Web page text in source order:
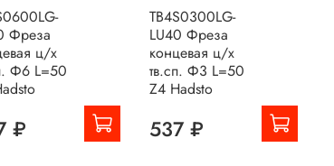
Фреза
ц/х
Ф6 L=50
₽
TB4S0300LG-
LU40 Фреза
концевая ц/х
тв.сп. Ф3 L=50
Z4 Hadsto
537 ₽